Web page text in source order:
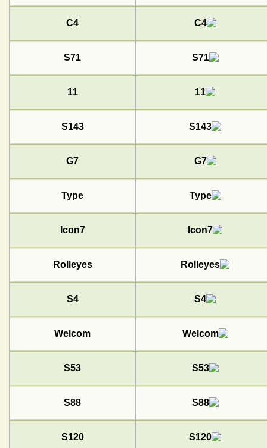
C4
S71
11
S143
G7
Type
Icon7
Rolleyes
S4
Welcom
S53
S88
S120